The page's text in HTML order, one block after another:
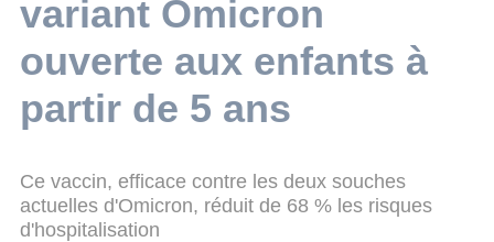
variant Omicron
ouverte aux enfants à
partir de 5 ans
Ce vaccin, efficace contre les deux souches
actuelles d'Omicron, réduit de 68 % les risques
d'hospitalisation